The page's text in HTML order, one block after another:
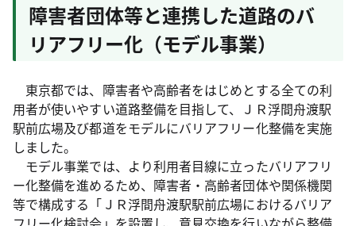
障害者団体等と連携した道路のバ
リアフリー化（モデル事業）
東京都では、障害者や高齢者をはじめとする全ての利
用者が使いやすい道路整備を目指して、ＪＲ浮間舟渡駅
駅前広場及び都道をモデルにバリアフリー化整備を実施
しました。
モデル事業では、より利用者目線に立ったバリアフリ
ー化整備を進めるため、障害者・高齢者団体や関係機関
等で構成する「ＪＲ浮間舟渡駅駅前広場におけるバリア